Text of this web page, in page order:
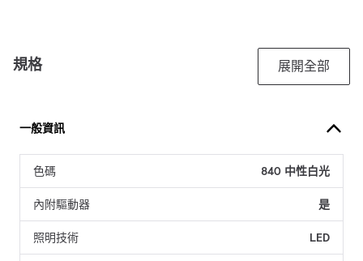
規格 展開全部
一般資訊
色碼 840 中性白光
內附驅動器 是
照明技術 LED